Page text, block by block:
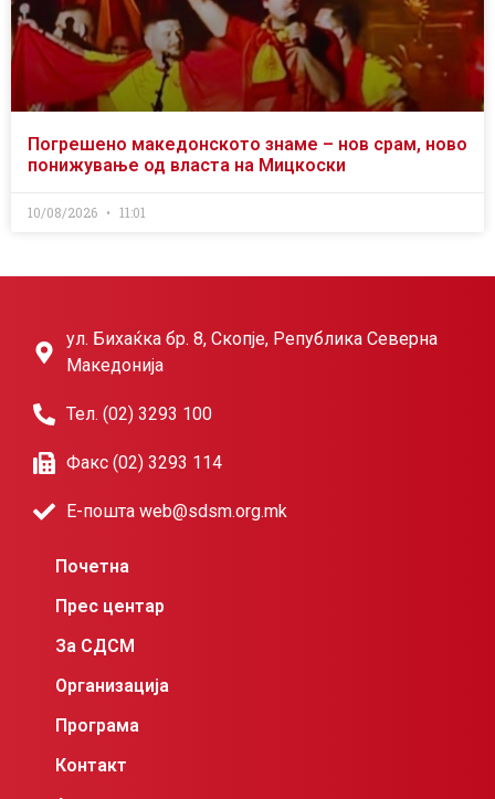
Погрешено македонското знаме – нов срам, ново
понижување од власта на Мицкоски
10/08/2026 11:01
ул. Бихаќка бр. 8, Скопје, Република Северна
Македонија
Тел. (02) 3293 100
Факс (02) 3293 114
Е-пошта web@sdsm.org.mk
Почетна
Прес центар
За СДСМ
Организација
Програма
Контакт